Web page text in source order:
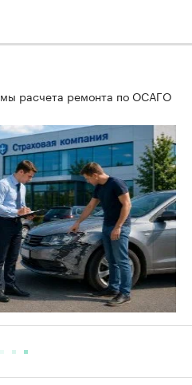
расчета ремонта по ОСАГО